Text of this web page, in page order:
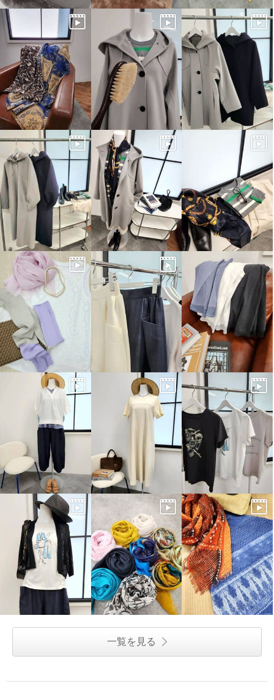
一覧を見る